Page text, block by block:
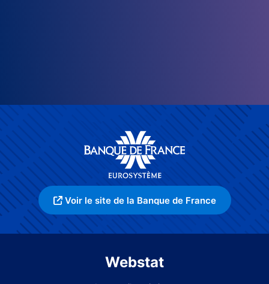
Voir le site de la Banque de France
Webstat